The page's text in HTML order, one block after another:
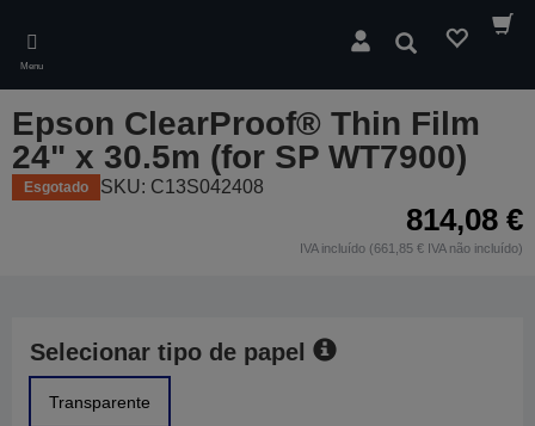
main
content
Menu
Pesquisar
Epson ClearProof® Thin Film
24" x 30.5m (for SP WT7900)
Esgotado SKU: C13S042408
814,08 €
IVA incluído (661,85 € IVA não incluído)
Selecionar tipo de papel
Transparente